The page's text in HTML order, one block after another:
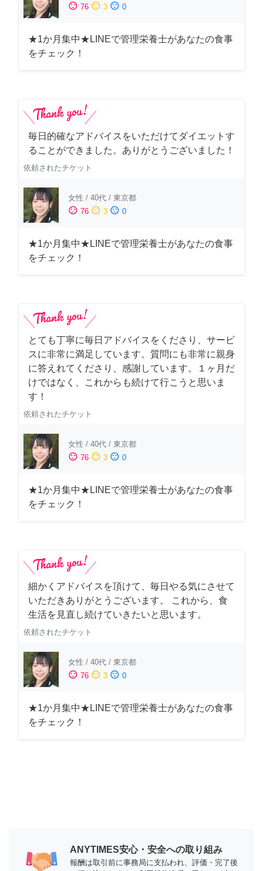
sentiment_satisfied 76 sentiment_neutral 3 sentiment_dissatisfied 0
★1か月集中★LINEで管理栄養士があなたの食事
をチェック！
毎日的確なアドバイスをいただけてダイエットす
ることができました。ありがとうございました！
依頼されたチケット
女性 / 40代 / 東京都
sentiment_satisfied 76 sentiment_neutral 3 sentiment_dissatisfied 0
★1か月集中★LINEで管理栄養士があなたの食事
をチェック！
とても丁寧に毎日アドバイスをくださり、サービ
スに非常に満足しています。質問にも非常に親身
に答えれてくださり、感謝しています。１ヶ月だ
けではなく、これからも続けて行こうと思いま
す！
依頼されたチケット
女性 / 40代 / 東京都
sentiment_satisfied 76 sentiment_neutral 3 sentiment_dissatisfied 0
★1か月集中★LINEで管理栄養士があなたの食事
をチェック！
細かくアドバイスを頂けて、毎日やる気にさせて
いただきありがとうございます。 これから、食
生活を見直し続けていきたいと思います。
依頼されたチケット
女性 / 40代 / 東京都
sentiment_satisfied 76 sentiment_neutral 3 sentiment_dissatisfied 0
★1か月集中★LINEで管理栄養士があなたの食事
をチェック！
ANYTIMES安心・安全への取り組み
報酬は取引前に事務局に支払われ、評価・完了後